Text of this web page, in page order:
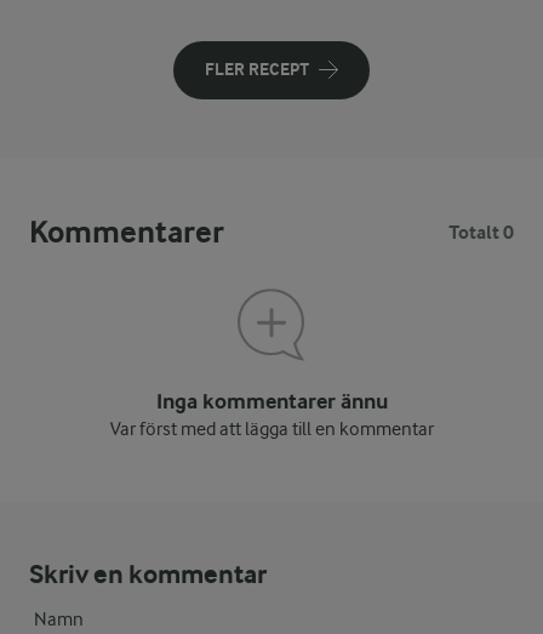
FLER RECEPT
Kommentarer Totalt 0
Inga kommentarer ännu
Var först med att lägga till en kommentar
Skriv en kommentar
Namn